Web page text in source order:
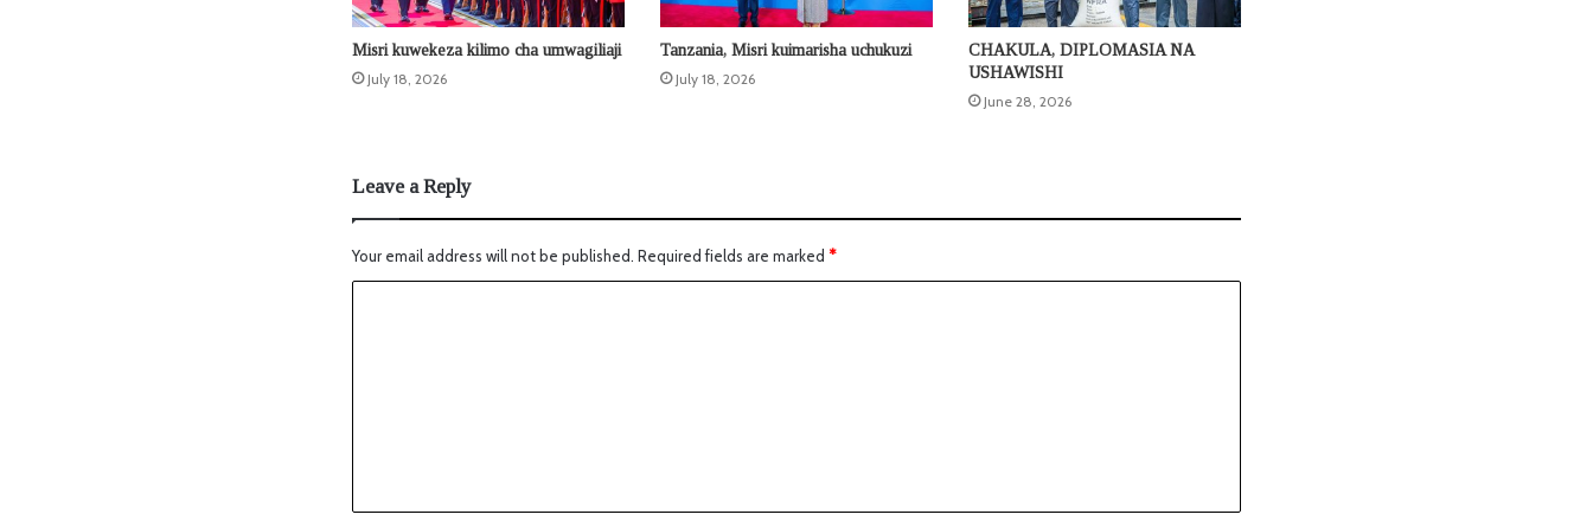
Misri kuwekeza kilimo cha umwagiliaji
July 18, 2026
Tanzania, Misri kuimarisha uchukuzi
July 18, 2026
CHAKULA, DIPLOMASIA NA
USHAWISHI
June 28, 2026
Leave a Reply
Your email address will not be published. Required fields are marked *